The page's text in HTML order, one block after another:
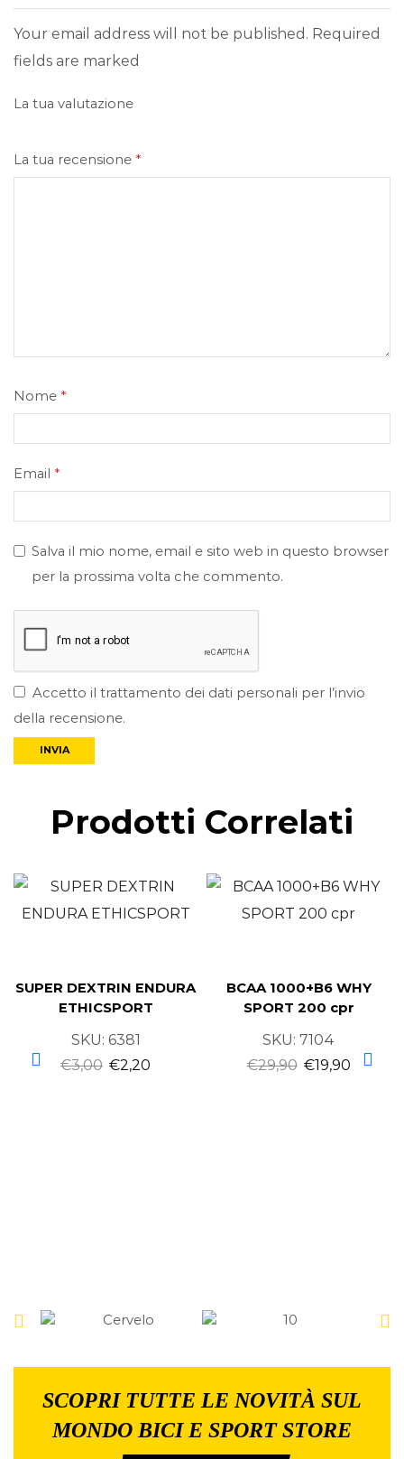
Your email address will not be published. Required
fields are marked
La tua valutazione
La tua recensione *
Nome *
Email *
Salva il mio nome, email e sito web in questo browser
per la prossima volta che commento.
Accetto il trattamento dei dati personali per l’invio
della recensione.
Prodotti Correlati
SUPER DEXTRIN ENDURA
ETHICSPORT
SKU: 6381
€3,00 €2,20
BCAA 1000+B6 WHY
SPORT 200 cpr
SKU: 7104
€29,90 €19,90
SCOPRI TUTTE LE NOVITÀ SUL
MONDO BICI E SPORT STORE